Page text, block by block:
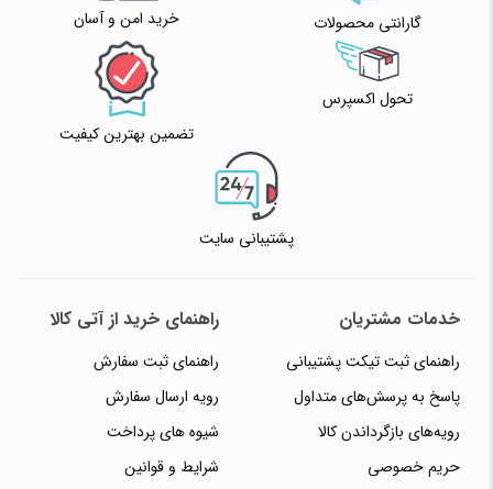
گارانتی محصولات خرید امن و آسان
تحول اکسپرس
تضمین بهترین کیفیت
پشتیبانی سایت
خدمات مشتریان
راهنمای ثبت تیکت پشتیبانی
پاسخ به پرسش‌های متداول
رویه‌های بازگرداندن کالا
حریم خصوصی
راهنمای خرید از آتی کالا
راهنمای ثبت سفارش
رویه ارسال سفارش
شیوه های پرداخت
شرایط و قوانین